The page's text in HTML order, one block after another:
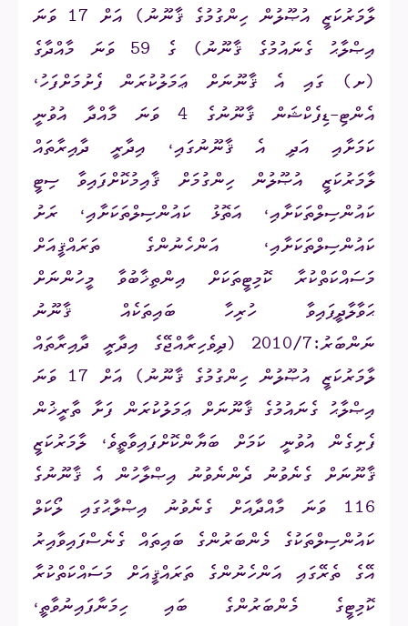
ލާމަރުކަޒީ އުޞޫލުން ހިންގުމުގެ ޤާނޫނު) އަށް 17 ވަނަ
އިޞްލާޙު ގެނައުމުގެ ޤާނޫނު) ގެ 59 ވަނަ މާއްދާގެ
(ށ) ގައި އެ ޤާނޫނަށް ޢަމަލުކުރަން ފެށުމަށްފަހު،
އެންޓި-ޑިފެކްޝަން ޤާނޫނުގެ 4 ވަނަ މާއްދާ އުވުނީ
ކަމަށާއި އަދި އެ ޤާނޫނުގައި، އިދާރީ ދާއިރާތައް
ލާމަރުކަޒީ އުޞޫލުން ހިންގުމަށް ޤާއިމުކޮށްފައިވާ ސިޓީ
ކައުންސިލްތަކަށާއި، އަތޮޅު ކައުންސިލްތަކަށާއި، ރަށު
ކައުންސިލްތަކަށާއި، އަންހެނުންގެ ތަރައްޤީއަށް
މަސައްކަތްކުރާ ކޮމިޓީތަކަށް އިންތިޚާބުވާ މީހުންނަށް
ޙަވާލާދީފައިވާ ހުރިހާ ބައިތަކެއް ޤާނޫނު
ނަންބަރު:2010/7 (ދިވެހިރާއްޖޭގެ އިދާރީ ދާއިރާތައް
ލާމަރުކަޒީ އުޞޫލުން ހިންގުމުގެ ޤާނޫނު) އަށް 17 ވަނަ
އިޞްލާޙު ގެނައުމުގެ ޤާނޫނަށް ޢަމަލުކުރަން ފަށާ ތާރީޚުން
ފެށިގެން އުވުނީ ކަމަށް ބަޔާންކޮށްފައިވާތީވެ، ލާމަރުކަޒީ
ޤާނޫނަށް ގެނެވުނު ދެންނެވުނު އިޞްލާހުން އެ ޤާނޫނުގެ
116 ވަނަ މާއްދާއަށް ގެނެވުނު އިޞްލާޙުގައި ލޯކަލް
ކައުންސިލްތަކުގެ މެންބަރުންގެ ބައިތައް ގެނެސްފައިވާއިރު
އޭގެ ތެރޭގައި އަންހެނުންގެ ތަރައްޤީއަށް މަސައްކަތްކުރާ
ކޮމިޓީގެ މެންބަރުންގެ ބައި ހިމަނާފައިނުވާތީ،